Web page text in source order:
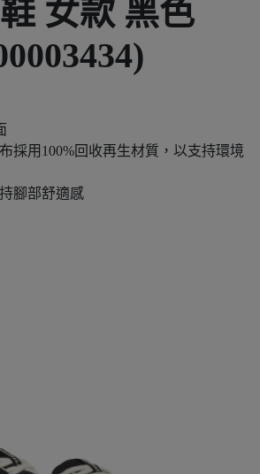
女款 黑色
採用100%回收再生材質，以支持環境
腳部舒適感